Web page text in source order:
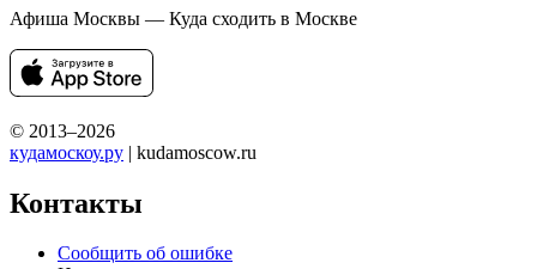
Афиша Москвы — Куда сходить в Москве
© 2013–2026
кудамоскоу.ру | kudamoscow.ru
Контакты
Сообщить об ошибке